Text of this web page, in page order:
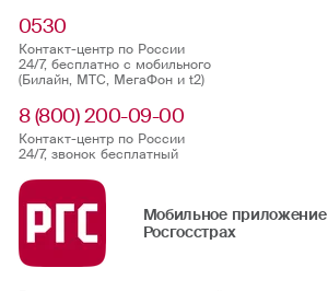
0530
Контакт-центр по России
24/7, бесплатно с мобильного
(Билайн, МТС, МегаФон и t2)
8 (800) 200-09-00
Контакт-центр по России
24/7, звонок бесплатный
Мобильное приложение
Росгосстрах